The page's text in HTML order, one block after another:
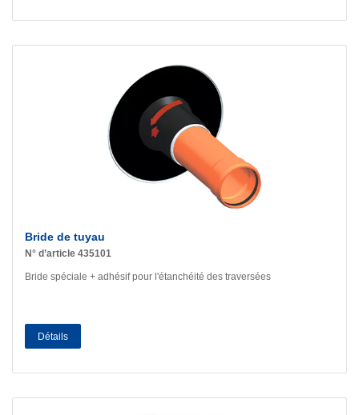
Bride de tuyau
N° d’article 435101
Bride spéciale + adhésif pour l'étanchéité des traversées
Détails